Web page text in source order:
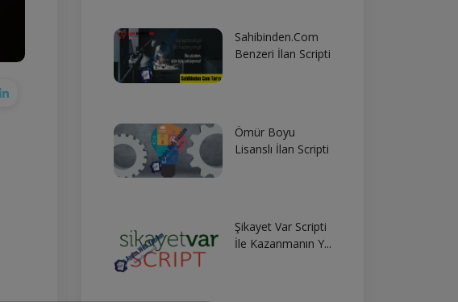
Sahibinden.Com
Benzeri İlan Scripti
Ömür Boyu
Lisanslı İlan Scripti
Şikayet Var Scripti
İle Kazanmanın Y...